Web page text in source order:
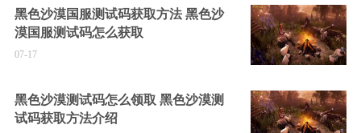
黑色沙漠国服测试码获取方法 黑色沙
漠国服测试码怎么获取
07-17
黑色沙漠测试码怎么领取 黑色沙漠测
试码获取方法介绍